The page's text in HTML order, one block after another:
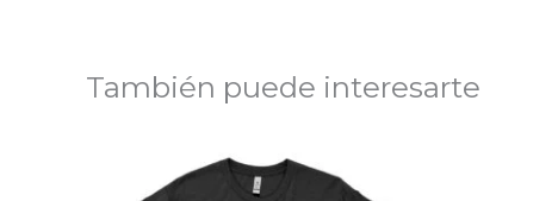
También puede interesarte